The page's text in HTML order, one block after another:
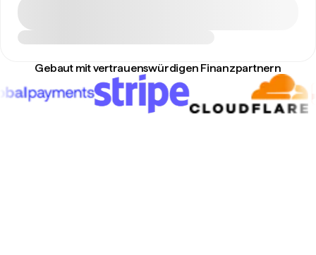
Gebaut mit vertrauenswürdigen Finanzpartnern